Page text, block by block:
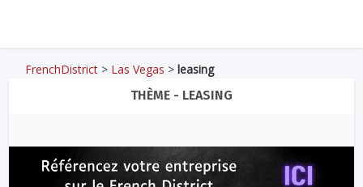
FrenchDistrict > Las Vegas >leasing
THÈME - LEASING